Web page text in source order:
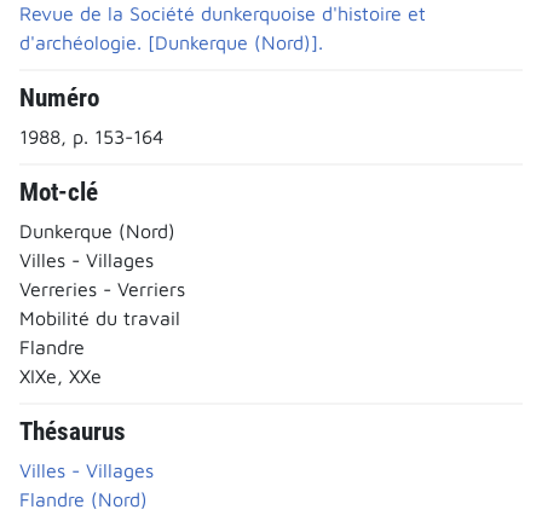
Revue de la Société dunkerquoise d'histoire et
d'archéologie. [Dunkerque (Nord)].
Numéro
1988, p. 153-164
Mot-clé
Dunkerque (Nord)
Villes - Villages
Verreries - Verriers
Mobilité du travail
Flandre
XIXe, XXe
Thésaurus
Villes - Villages
Flandre (Nord)